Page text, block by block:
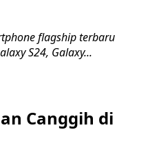
flagship terbaru
S24, Galaxy...
Canggih di